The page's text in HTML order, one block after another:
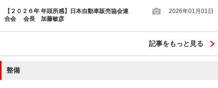
【２０２６年 年頭所感】日本自動車販売協会連
合会 会長 加藤敏彦
2026年01月01日
記事をもっと見る
整備